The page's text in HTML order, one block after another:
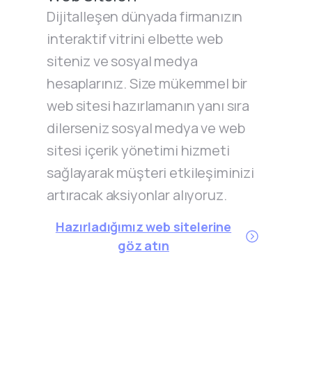
Dijitalleşen dünyada firmanızın
interaktif vitrini elbette web
siteniz ve sosyal medya
hesaplarınız. Size mükemmel bir
web sitesi hazırlamanın yanı sıra
dilerseniz sosyal medya ve web
sitesi içerik yönetimi hizmeti
sağlayarak müşteri etkileşiminizi
artıracak aksiyonlar alıyoruz.
Hazırladığımız web sitelerine
göz atın